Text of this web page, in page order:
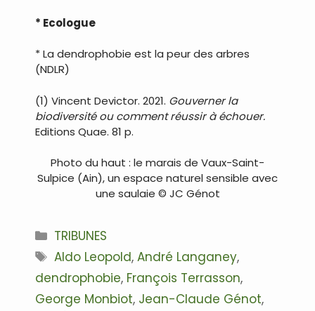
* Ecologue
* La dendrophobie est la peur des arbres
(NDLR)
(1) Vincent Devictor. 2021. Gouverner la
biodiversité ou comment réussir à échouer.
Editions Quae. 81 p.
Photo du haut : le marais de Vaux-Saint-
Sulpice (Ain), un espace naturel sensible avec
une saulaie © JC Génot
Catégories
TRIBUNES
Étiquettes
Aldo Leopold,André Langaney,
dendrophobie, François Terrasson,
George Monbiot, Jean-Claude Génot,